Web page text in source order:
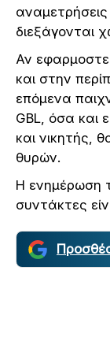
διεξάγονται
Αν
και στην
επόμενα
GBL, όσα και
και νικητής,
θυρών.
Η ενημέρωση
συντάκτες